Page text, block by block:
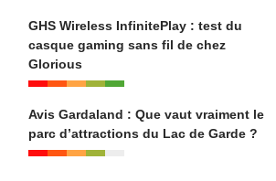
GHS Wireless InfinitePlay : test du
casque gaming sans fil de chez
Glorious
Avis Gardaland : Que vaut vraiment le
parc d’attractions du Lac de Garde ?